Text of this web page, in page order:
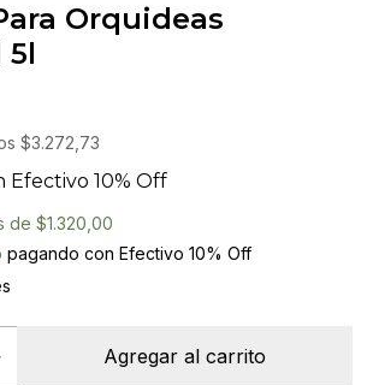
Orquideas
5l
$3.272,73
Efectivo 10% Off
de $1.320,00
pagando con Efectivo 10% Off